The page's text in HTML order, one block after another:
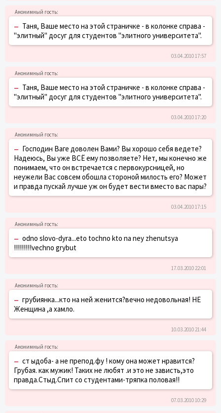
– Таня, Ваше место на этой страничке - в колонке справа -
"элитный" досуг для студентов "элитного университета".
03.04.2010 17:57
– Таня, Ваше место на этой страничке - в колонке справа -
"элитный" досуг для студентов "элитного университета".
03.04.2010 17:20
– Господин Ваге доволен Вами? Вы хорошо себя ведете?
Надеюсь, Вы уже ВСЁ ему позволяете? Нет, мы конечно же
понимаем, что он встречается с первокурсницей, но
неужели Вас совсем обошла стороной милость его? Может
и правда пускай лучше уж он будет вести вместо вас пары?
03.04.2010 17:15
– odno slovo-dyra...eto tochno kto na ney zhenutsya
!!!!!!!!!vechno grybut
17.03.2010 22:01
– грубиянка...кто на ней женится?вечно недовольная! НЕ
Женщина ,а хамло.
10.03.2010 21:44
– ст ыдоба- а не препод.фу ! кому она может нравится?
Грубая. как мужик! Таких не любят .и это не зависть,это
правда.Стыд.Спит со студентами-тряпка половая!!
07.03.2010 10:29